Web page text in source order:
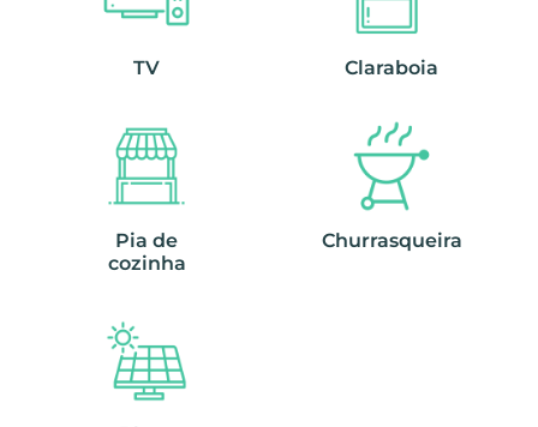
TV Claraboia
Pia de
cozinha
Churrasqueira